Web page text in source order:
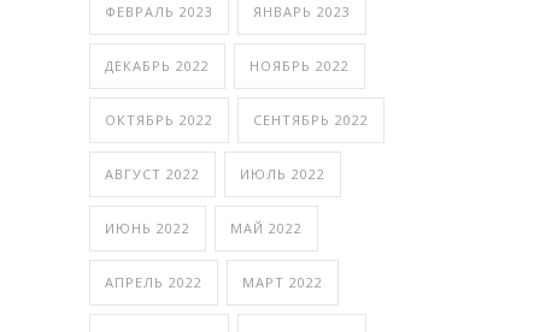
ФЕВРАЛЬ 2023 ЯНВАРЬ 2023
ДЕКАБРЬ 2022 НОЯБРЬ 2022
ОКТЯБРЬ 2022 СЕНТЯБРЬ 2022
АВГУСТ 2022 ИЮЛЬ 2022
ИЮНЬ 2022 МАЙ 2022
АПРЕЛЬ 2022 МАРТ 2022